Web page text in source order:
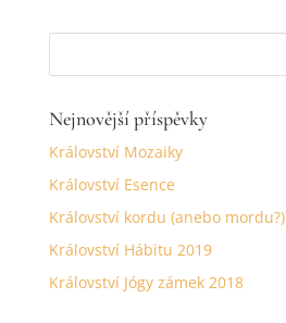
Nejnovější příspěvky
Království Mozaiky
Království Esence
Království kordu (anebo mordu?)
Království Hábitu 2019
Království Jógy zámek 2018